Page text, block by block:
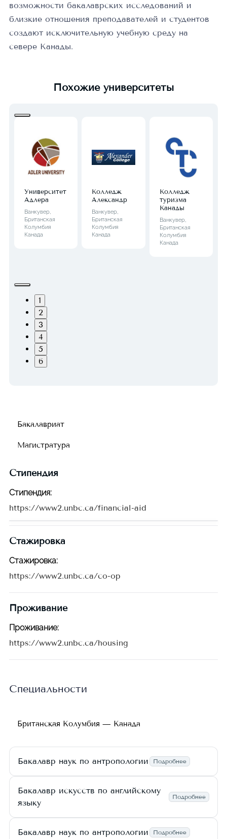
возможности бакалаврских исследований и
близкие отношения преподавателей и студентов
создают исключительную учебную среду на
севере Канады.
Похожие университеты
Университет
Адлера
Ванкувер,
Британская
Колумбия
Канада
Колледж
Александр
Ванкувер,
Британская
Колумбия
Канада
Колледж
туризма
Канады
Ванкувер,
Британская
Колумбия
Канада
1
2
3
4
5
6
Бакалавриат
Магистратура
Стипендия
Стипендия:
https://www2.unbc.ca/financial-aid
Стажировка
Стажировка:
https://www2.unbc.ca/co-op
Проживание
Проживание:
https://www2.unbc.ca/housing
Специальности
Британская Колумбия — Канада
Бакалавр наук по антропологии Подробнее
Бакалавр искусств по английскому
языку
Подробнее
Бакалавр наук по антропологии Подробнее